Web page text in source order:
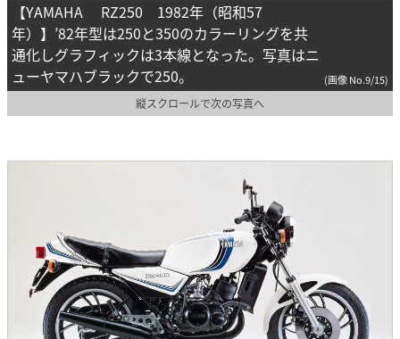
【YAMAHA RZ250 1982年（昭和57
年）】’82年型は250と350のカラーリングを共
通化しグラフィックは3本線となった。写真はニ
ューヤマハブラックで250。
(画像 No.9/15)
縦スクロールで次の写真へ